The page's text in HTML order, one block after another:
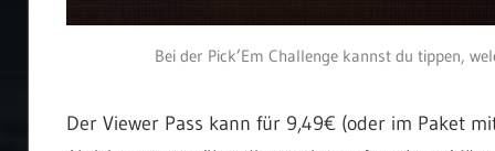
Bei der Pick’Em Challenge kannst du tippen,
Der Viewer Pass kann für 9,49€ (oder im Paket